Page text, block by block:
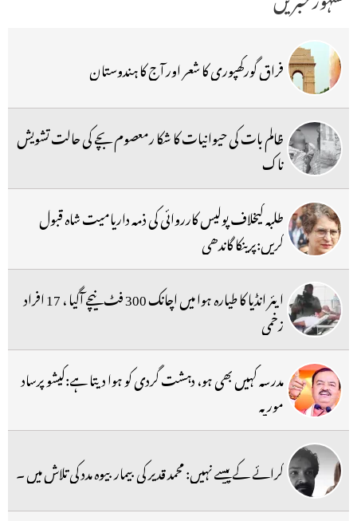
فراق گورکھپوری کا شعر اور آج کا ہندوستان
ظالم بات کی حیوانیات کا شکا رمعصوم بچے کی حالت تشویش
ناک
طلبہ کیخلاف پولیس کارروائی کی ذمہ داریامیت شاہ قبول
کریں:پرینکا گاندھی
ایئر انڈیا کا طیارہ ہوا میں اچانک 300 فٹ نیچے آگیا ، 17 افراد
زخمی
مدرسہ کہیں بھی ہو، دہشت گردی کو ہوا دیتا ہے:کیشو پرساد
موریہ
کرائے کے پیسے نہیں: محمد قدیر کی بیمار بیوہ مدد کی تلاش میں ۔